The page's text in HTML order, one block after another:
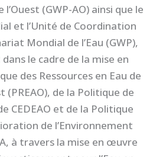
l’Ouest (GWP-AO) ainsi que le
et l’Unité de Coordination
Mondial de l’Eau (GWP),
dans le cadre de la mise en
des Ressources en Eau de
(PREAO), de la Politique de
CEDEAO et de la Politique
de l’Environnement
à travers la mise en œuvre